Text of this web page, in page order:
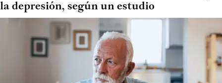
la depresión, según un estudio